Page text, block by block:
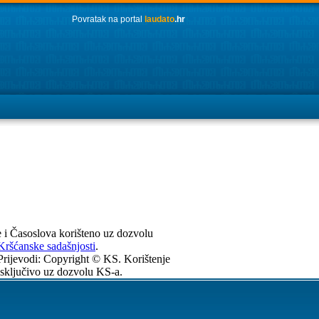
Povratak na portal laudato.hr
Časoslova korišteno uz dozvolu
sadašnjosti.
Copyright © KS. Korištenje
uz dozvolu KS-a.